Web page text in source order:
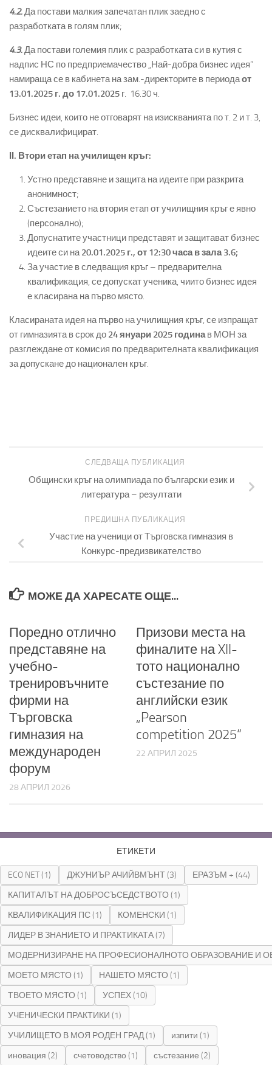
4.2.Да постави малкия запечатан плик заедно с
разработката в голям плик;
4.3.Да постави големия плик с разработката си в кутия с
надпис НС по предприемачество „Най-добра бизнес идея“
намираща се в кабинета на зам.-директорите в периодаот
13.01.2025 г. до 17.01.2025 г. 16.30 ч.
Бизнес идеи, които не отговарят на изискванията по т. 2 и т. 3,
се дисквалифицират.
ІІ. Втори етап на училищен кръг:
Устно представяне и защита на идеите при разкрита
анонимност;
Състезанието на втория етап от училищния кръг е явно
(персонално);
Допуснатите участници представят и защитават бизнес
идеите си на20.01.2025 г., от 12:30 часа в зала 3.6;
За участие в следващия кръг – предварителна
квалификация, се допускат ученика, чиито бизнес идея
е класирана на първо място.
Класираната идея на първо на училищния кръг, се изпращат
от гимназията в срок до 24 януари 2025 годинав МОН за
разглеждане от комисия по предварителната квалификация
за допускане до национален кръг.
СЛЕДВАЩА ПУБЛИКАЦИЯ
Общински кръг на олимпиада по български език и
литература – резултати
ПРЕДИШНА ПУБЛИКАЦИЯ
Участие на ученици от Търговска гимназия в
Конкурс-предизвикателство
МОЖЕ ДА ХАРЕСАТЕ ОЩЕ...
Поредно отлично
представяне на
учебно-
тренировъчните
фирми на
Търговска
гимназия на
международен
форум
28 АПРИЛ 2026
Призови места на
финалите на XII-
тото национално
състезание по
английски език
„Pearson
competition 2025“
22 АПРИЛ 2025
ЕТИКЕТИ
ECO NET(1) ДЖУНИЪР АЧИЙВМЪНТ(3) ЕРАЗЪМ + (44)
КАПИТАЛЪТ НА ДОБРОСЪСЕДСТВОТО (1)
КВАЛИФИКАЦИЯ ПС(1) КОМЕНСКИ (1)
ЛИДЕР В ЗНАНИЕТО И ПРАКТИКАТА(7)
МОДЕРНИЗИРАНЕ НА ПРОФЕСИОНАЛНОТО ОБРАЗОВАНИЕ И
МОЕТО МЯСТО (1) НАШЕТО МЯСТО (1)
ТВОЕТО МЯСТО (1) УСПЕХ(10)
УЧЕНИЧЕСКИ ПРАКТИКИ (1)
УЧИЛИЩЕТО В МОЯ РОДЕН ГРАД(1) изпити (1)
иновация (2) счетоводство (1) състезание (2)